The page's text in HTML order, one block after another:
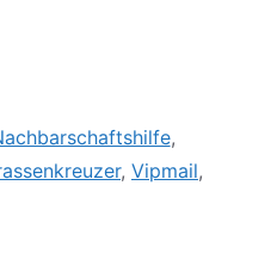
,
, Vipmail,